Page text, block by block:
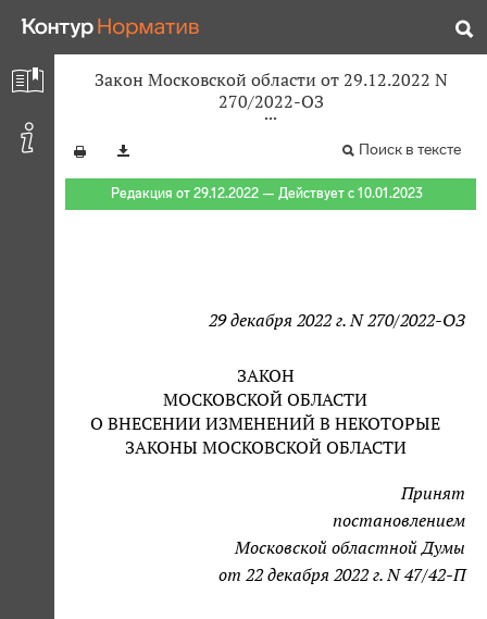
Закон Московской области от 29.12.2022 N
270/2022-ОЗ
Поиск в тексте
Редакция от 29.12.2022 — Действует с 10.01.2023
29 декабря 2022 г. N 270/2022-ОЗ
ЗАКОН
МОСКОВСКОЙ ОБЛАСТИ
О ВНЕСЕНИИ ИЗМЕНЕНИЙ В НЕКОТОРЫЕ
ЗАКОНЫ МОСКОВСКОЙ ОБЛАСТИ
Принят
постановлением
Московской областной Думы
от 22 декабря 2022 г. N 47/42-П